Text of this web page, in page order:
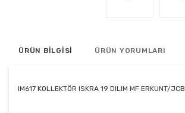
ÜRÜN BİLGİSİ ÜRÜN YORUMLARI
IM617 KOLLEKTÖR ISKRA 19 DILIM MF ERKUNT/JCB